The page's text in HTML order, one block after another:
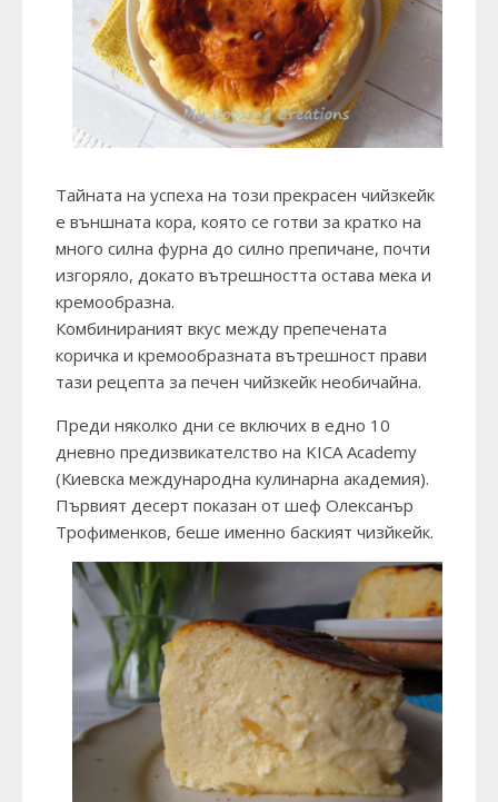
Тайната на успеха на този прекрасен чийзкейк
е външната кора, която се готви за кратко на
много силна фурна до силно препичане, почти
изгоряло, докато вътрешността остава мека и
кремообразна.
Комбинираният вкус между препечената
коричка и кремообразната вътрешност прави
тази рецепта за печен чийзкейк необичайна.
Преди няколко дни се включих в едно 10
дневно предизвикателство на KICA Academy
(Киевска международна кулинарна академия).
Първият десерт показан от шеф Олексанър
Трофименков, беше именно баският чизйкейк.